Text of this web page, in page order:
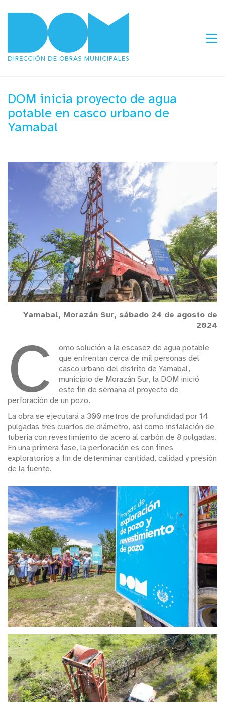
DOM inicia proyecto de agua
potable en casco urbano de
Yamabal
Yamabal, Morazán Sur, sábado 24 de agosto de
2024
C
omo solución a la escasez de agua potable
que enfrentan cerca de mil personas del
casco urbano del distrito de Yamabal,
municipio de Morazán Sur, la DOM inició
este fin de semana el proyecto de
perforación de un pozo.
La obra se ejecutará a 300 metros de profundidad por 14
pulgadas tres cuartos de diámetro, así como instalación de
tubería con revestimiento de acero al carbón de 8 pulgadas.
En una primera fase, la perforación es con fines
exploratorios a fin de determinar cantidad, calidad y presión
de la fuente.